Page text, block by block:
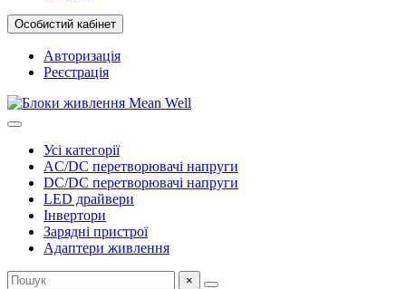
Особистий кабінет
Авторизація
Реєстрація
Усі категорії
AC/DC перетворювачі напруги
DC/DC перетворювачі напруги
LED драйвери
Інвертори
Зарядні пристрої
Адаптери живлення
×